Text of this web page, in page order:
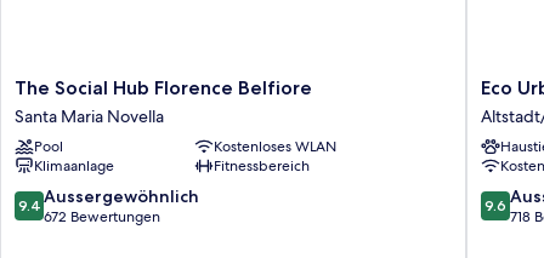
The
Social
Hub
Florence
Belfiore
Santa
Maria
The Social Hub Florence Belfiore
Santa Maria Novella
Pool
Kostenloses WLAN
Klimaanlage
Fitnessbereich
9.4
von
9.4 Aussergewöhnlich
672 Bewertungen
Eco
Urban
B&B
Eco
9.6
von
9.6
718